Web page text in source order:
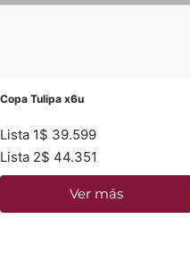
Copa Tulipa x6u
Lista 1$ 39.599
Lista 2$ 44.351
Ver más